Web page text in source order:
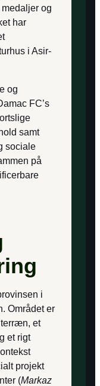
og
har
i Asir-
og
FC’s
samt
sociale
på
i
Området er
et
et rigt
projekt
(Markaz